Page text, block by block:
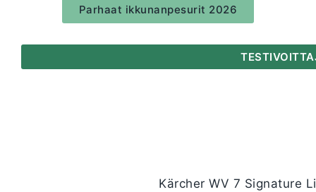
Parhaat ikkunanpesurit 2026
Kärcher WV 7 Signature